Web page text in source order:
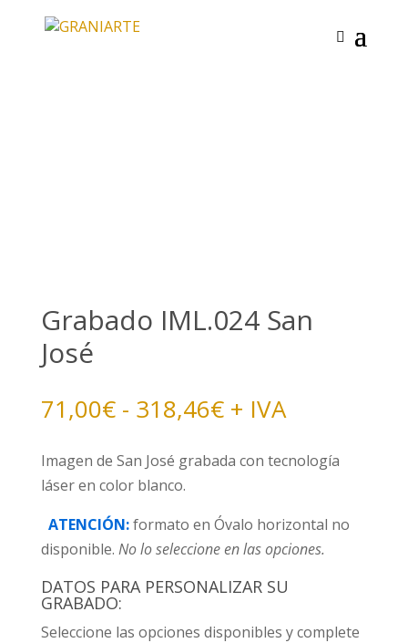
Grabado IML.024 San
José
71,00€ - 318,46€Rango
precios:
hasta
318,46€
+ IVA
Imagen de San José grabada con tecnología
láser en color blanco.
ATENCIÓN:formato en Óvalo horizontal no
disponible. No lo seleccione en las opciones.
DATOS PARA PERSONALIZAR SU
GRABADO:
Seleccione las opciones disponibles y complete